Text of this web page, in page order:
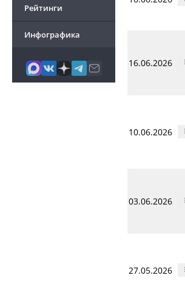
Рейтинги
Инфографика
16.06.2026
10.06.2026
03.06.2026
27.05.2026